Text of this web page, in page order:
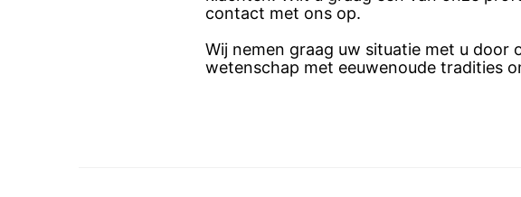
contact met ons op.
Wij nemen graag uw situatie met u door
wetenschap met eeuwenoude tradities